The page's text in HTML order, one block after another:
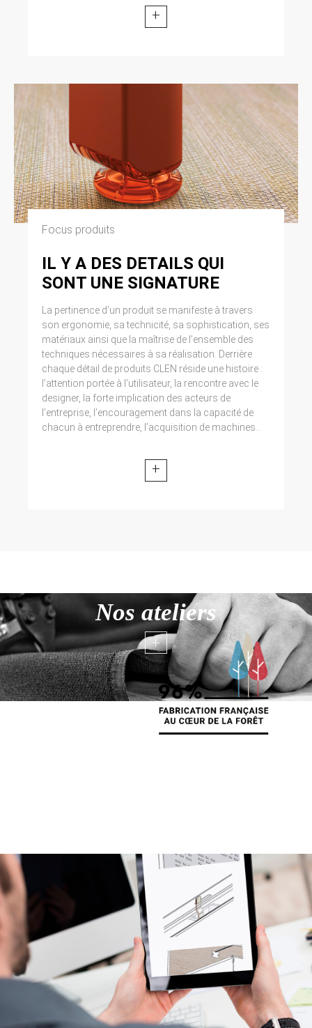
+
Focus produits
IL Y A DES DETAILS QUI
SONT UNE SIGNATURE
La pertinence d’un produit se manifeste à travers
son ergonomie, sa technicité, sa sophistication, ses
matériaux ainsi que la maîtrise de l’ensemble des
techniques nécessaires à sa réalisation. Derrière
chaque détail de produits CLEN réside une histoire :
l’attention portée à l’utilisateur, la rencontre avec le
designer, la forte implication des acteurs de
l’entreprise, l’encouragement dans la capacité de
chacun à entreprendre, l’acquisition de machines...
+
Nos ateliers
+